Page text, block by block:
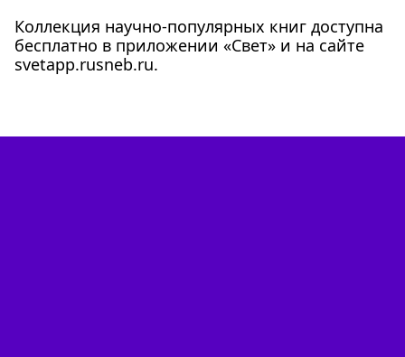
Коллекция научно-популярных книг доступна
бесплатно в приложении «Свет» и на сайте
svetapp.rusneb.ru.